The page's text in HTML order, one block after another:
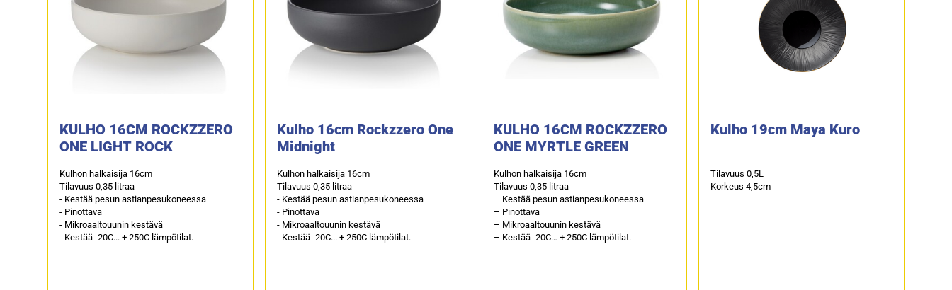
KULHO 16CM ROCKZZERO
ONE LIGHT ROCK
Kulhon halkaisija 16cm
Tilavuus 0,35 litraa
- Kestää pesun astianpesukoneessa
- Pinottava
- Mikroaaltouunin kestävä
- Kestää -20C... + 250C lämpötilat.
Kulho 16cm Rockzzero One
Midnight
Kulhon halkaisija 16cm
Tilavuus 0,35 litraa
- Kestää pesun astianpesukoneessa
- Pinottava
- Mikroaaltouunin kestävä
- Kestää -20C... + 250C lämpötilat.
KULHO 16CM ROCKZZERO
ONE MYRTLE GREEN
Kulhon halkaisija 16cm
Tilavuus 0,35 litraa
– Kestää pesun astianpesukoneessa
– Pinottava
– Mikroaaltouunin kestävä
– Kestää -20C… + 250C lämpötilat.
Kulho 19cm Maya Kuro
Tilavuus 0,5L
Korkeus 4,5cm